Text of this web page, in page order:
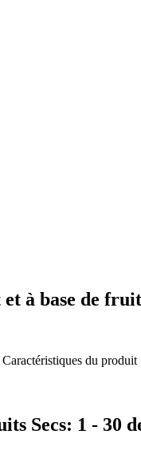
à base de
Caractéristiques du produit
Secs: 1 - 30